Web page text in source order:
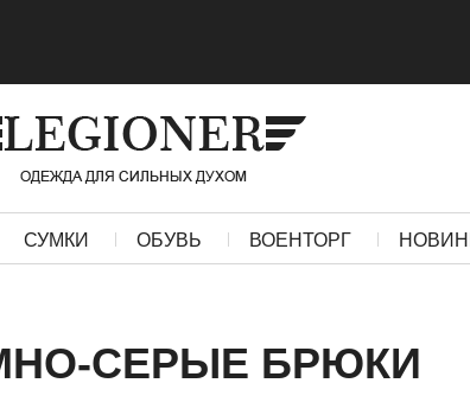
СУМКИ ОБУВЬ ВОЕНТОРГ
СЕРЫЕ БРЮКИ